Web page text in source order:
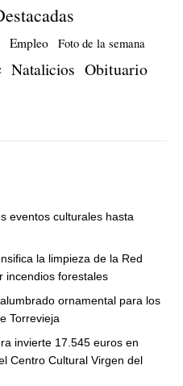
Empleo Foto de la semana
Natalicios Obituario
eventos culturales hasta
la limpieza de la Red
incendios forestales
ornamental para los
Torrevieja
invierte 17.545 euros en
Centro Cultural Virgen del